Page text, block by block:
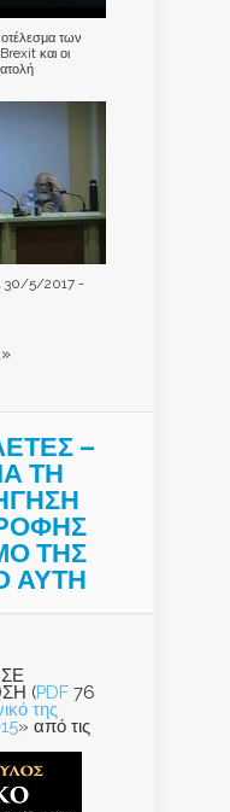
των
και οι
30/5/2017 -
»
–
ΤΗ
ΤΗΣ
ΑΥΤΗ
(PDF 76
της
» από τις